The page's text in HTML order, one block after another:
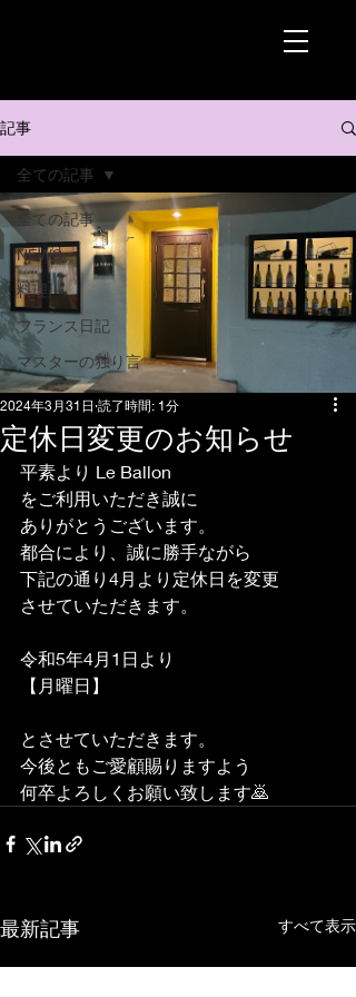
記事
全ての記事
NEWS
料理
フランス日記
マスターの独り言
全ての記事
定休日変更のお知らせ
2024年3月31日 読了時間: 1分
平素より Le Ballon
をご利用いただき誠に
ありがとうございます。
都合により、誠に勝手ながら
下記の通り4月より定休日を変更
させていただきます。
令和5年4月1日より
【月曜日】
とさせていただきます。
今後ともご愛顧賜りますよう
何卒よろしくお願い致します🙇
最新記事 すべて表示